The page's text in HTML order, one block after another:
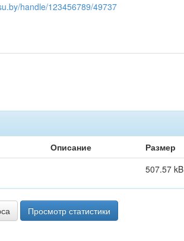
handle/123456789/49737
Описание Размер
507.57 kB
Просмотр статистики